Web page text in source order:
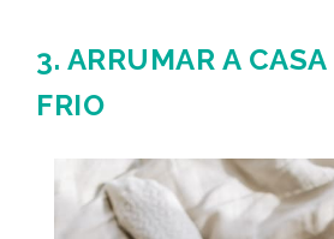
3. ARRUMAR A CASA
FRIO